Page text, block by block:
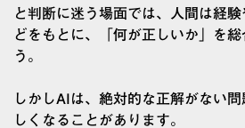
と判断に迷う場面では、人間は経
どをもとに、「何が正しいか」を
う。
しかしAIは、絶対的な正解がない
しくなることがあります。